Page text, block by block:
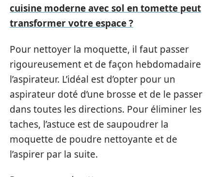
cuisine moderne avec sol en tomette peut
transformer votre espace ?
Pour nettoyer la moquette, il faut passer
rigoureusement et de façon hebdomadaire
l’aspirateur. L’idéal est d’opter pour un
aspirateur doté d’une brosse et de le passer
dans toutes les directions. Pour éliminer les
taches, l’astuce est de saupoudrer la
moquette de poudre nettoyante et de
l’aspirer par la suite.